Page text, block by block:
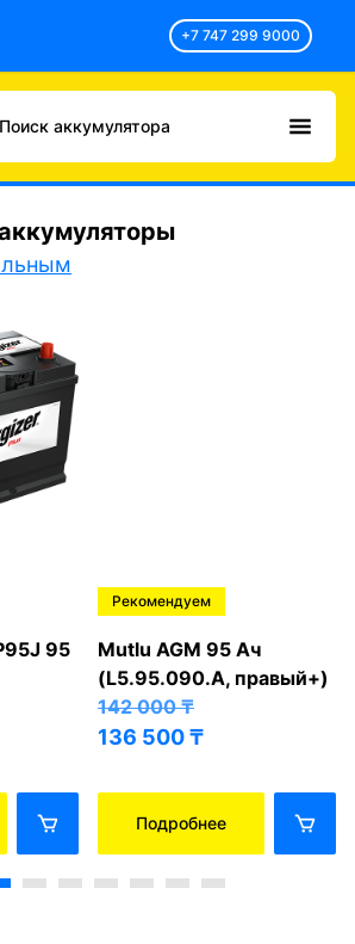
+7 747 299 9000
Поиск аккумулятора
95
Рекомендуем
Mutlu AGM 95 Ач
(L5.95.090.A, правый+)
142 000₸
136 500₸
Подробнее